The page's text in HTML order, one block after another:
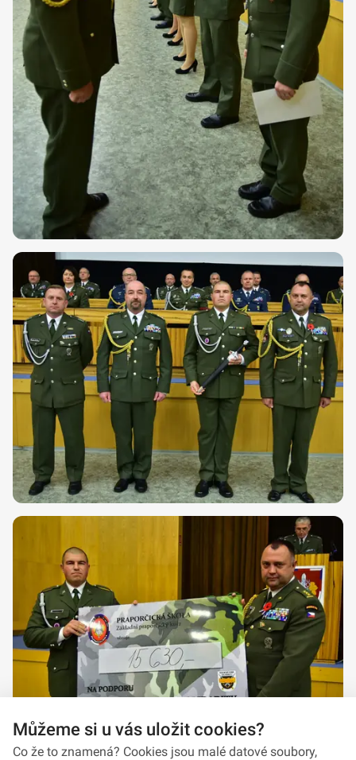
Můžeme si u vás uložit cookies?
Co že to znamená? Cookies jsou malé datové soubory,